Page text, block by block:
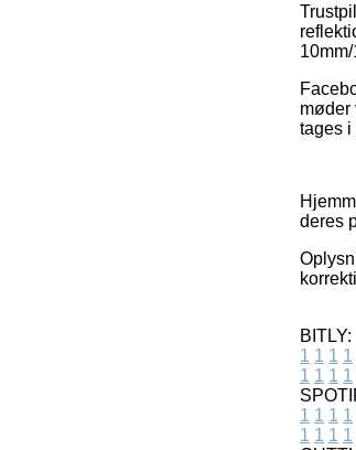
møder
tages i
deres
BITLY:
1 1 1 1
1 1 1 1
1 1 1 1
1 1 1 1